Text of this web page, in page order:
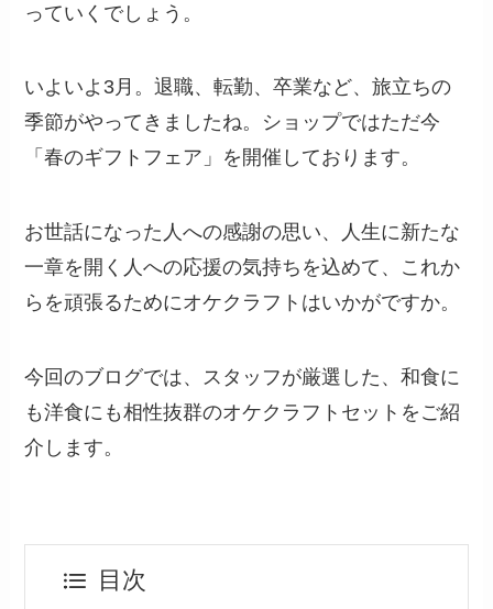
っていくでしょう。
いよいよ3月。退職、転勤、卒業など、旅立ちの
季節がやってきましたね。ショップではただ今
「春のギフトフェア」を開催しております。
お世話になった人への感謝の思い、人生に新たな
一章を開く人への応援の気持ちを込めて、これか
らを頑張るためにオケクラフトはいかがですか。
今回のブログでは、スタッフが厳選した、和食に
も洋食にも相性抜群のオケクラフトセットをご紹
介します。
目次